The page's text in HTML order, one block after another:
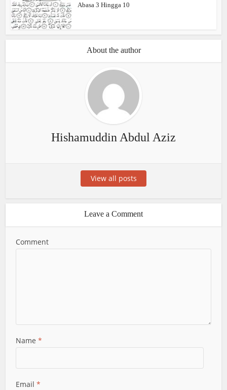
Abasa 3 Hingga 10
About the author
Hishamuddin Abdul Aziz
View all posts
Leave a Comment
Comment
Name*
Email*